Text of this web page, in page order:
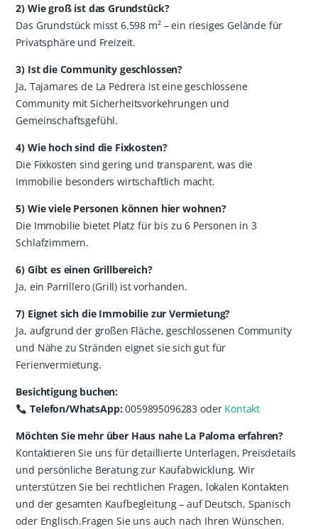
2) Wie groß ist das Grundstück?
Das Grundstück misst 6.598 m² – ein riesiges Gelände für
Privatsphäre und Freizeit.
3) Ist die Community geschlossen?
Ja, Tajamares de La Pedrera ist eine geschlossene
Community mit Sicherheitsvorkehrungen und
Gemeinschaftsgefühl.
4) Wie hoch sind die Fixkosten?
Die Fixkosten sind gering und transparent, was die
Immobilie besonders wirtschaftlich macht.
5) Wie viele Personen können hier wohnen?
Die Immobilie bietet Platz für bis zu 6 Personen in 3
Schlafzimmern.
6) Gibt es einen Grillbereich?
Ja, ein Parrillero (Grill) ist vorhanden.
7) Eignet sich die Immobilie zur Vermietung?
Ja, aufgrund der großen Fläche, geschlossenen Community
und Nähe zu Stränden eignet sie sich gut für
Ferienvermietung.
Besichtigung buchen:
Telefon/WhatsApp:0059895096283 oder Kontakt
Möchten Sie mehr über Haus nahe La Paloma erfahren?
Kontaktieren Sie uns für detaillierte Unterlagen, Preisdetails
und persönliche Beratung zur Kaufabwicklung. Wir
unterstützen Sie bei rechtlichen Fragen, lokalen Kontakten
und der gesamten Kaufbegleitung – auf Deutsch, Spanisch
oder Englisch.Fragen Sie uns auch nach Ihren Wünschen.